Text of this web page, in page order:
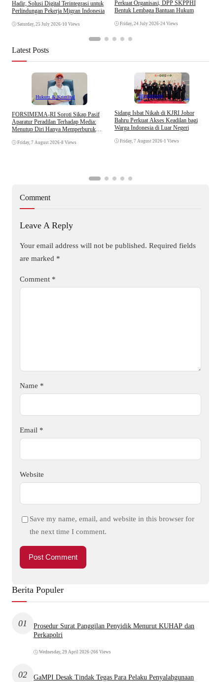
Hadir, Solusi Digital Terintegrasi untuk
Perlindungan Pekerja Migran Indonesia
Saturday, 25 July 2026•10 Views
Perkuat Organisasi, DPP SKPPHI
Bentuk Lembaga Bantuan Hukum
Friday, 24 July 2026•24 Views
Latest Posts
Hukum & Kriminal
​FORSIMEMA-RI Soroti Sikap Pasif
Aparatur Peradilan Terhadap Media:
Menutup Diri Hanya Memperburuk
Friday, 7 August 2026•8 Views
Internasional
Sidang Isbat Nikah di KJRI Johor
Bahru Perkuat Akses Keadilan bagi
Warga Indonesia di Luar Negeri
Friday, 7 August 2026•1 Views
Comment
Leave A Reply
Your email address will not be published. Required fields
are marked *
Comment *
Name *
Email *
Website
Save my name, email, and website in this browser for
the next time I comment.
Berita Populer
01
Prosedur Surat Panggilan Penyidik Menurut KUHAP dan
Perkapolri
Wednesday, 29 April 2026•266 Views
02
GaMPI Desak Tindak Tegas Para Pelaku Penyalahgunaan